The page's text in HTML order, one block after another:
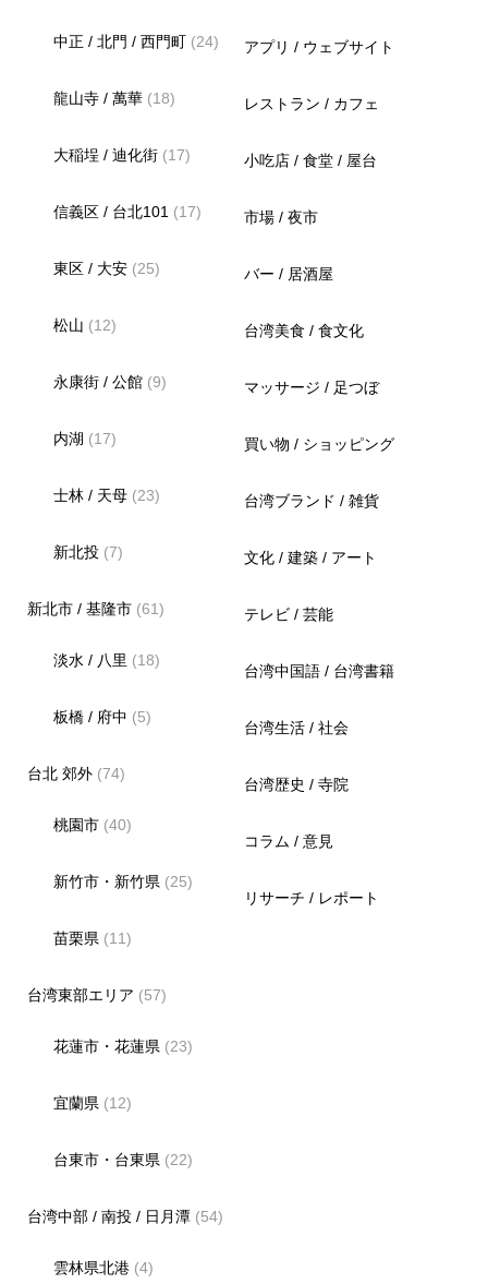
中正 / 北門 / 西門町 (24)
龍山寺 / 萬華 (18)
大稲埕 / 迪化街 (17)
信義区 / 台北101 (17)
東区 / 大安 (25)
松山 (12)
永康街 / 公館 (9)
内湖 (17)
士林 / 天母 (23)
新北投 (7)
新北市 / 基隆市(61)
淡水 / 八里 (18)
板橋 / 府中 (5)
台北 郊外(74)
桃園市 (40)
新竹市・新竹県 (25)
苗栗県 (11)
台湾東部エリア (57)
花蓮市・花蓮県 (23)
宜蘭県 (12)
台東市・台東県 (22)
台湾中部 / 南投 / 日月潭(54)
雲林県北港 (4)
アプリ / ウェブサイト
レストラン / カフェ
小吃店 / 食堂 / 屋台
市場 / 夜市
バー / 居酒屋
台湾美食 / 食文化
マッサージ / 足つぼ
買い物 / ショッピング
台湾ブランド / 雑貨
文化 / 建築 / アート
テレビ / 芸能
台湾中国語 / 台湾書籍
台湾生活 / 社会
台湾歴史 / 寺院
コラム / 意見
リサーチ / レポート